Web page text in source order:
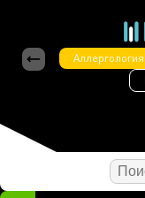
Аллергология